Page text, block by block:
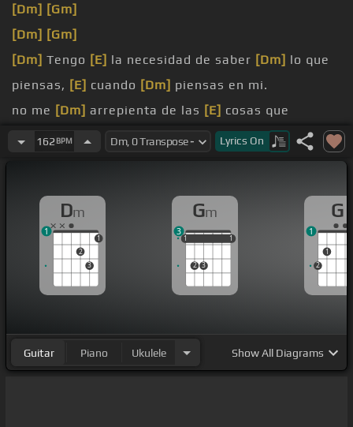
[Dm] [Gm]
[Dm] [Gm]
[Dm] Tengo [E] la necesidad de saber [Dm] lo que
piensas, [E] cuando [Dm] piensas en mi.
no me [Dm] arrepienta de las [E] cosas que
en mi.
[Dm]rodea.
162 BPM Lyrics On
Dm
2
3
1
1
Gm
1
2 3
1
1 1
3
G
2
1
1
Guitar Piano Ukulele ShowAll Diagrams